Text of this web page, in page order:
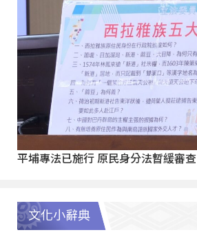
平埔專法已施行 原民身分法暫緩審查
文化小辭典